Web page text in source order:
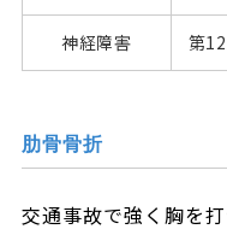
神経障害 第
肋骨骨折
交通事故で強く胸を